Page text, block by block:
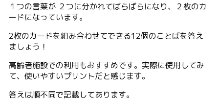
１つの言葉が ２つに分かれてばらばらになり、２枚のカ
ードになっています。
2枚のカードを組み合わせてできる12個のことばを答え
ましょう！
高齢者施設での利用もおすすめです。実際に使用してみ
て、使いやすいプリントだと感じます。
答えは順不同で記載してあります。